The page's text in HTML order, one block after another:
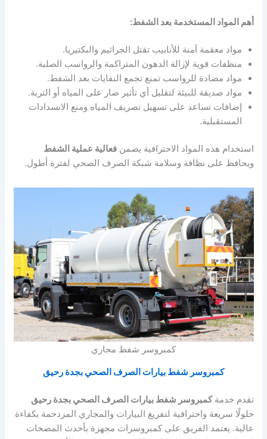
أهم المواد المستخدمة بعد الشفط:
مواد معقمة آمنة للأنابيب تقتل الجراثيم والبكتيريا.
منظفات قوية لإزالة الدهون المتراكمة والرواسب الصلبة.
مواد مضادة للرواسب تمنع تجمع النفايات بعد الشفط.
مواد صديقة للبيئة لتقليل أي تأثير ضار على المياه أو التربة.
إضافات تساعد على تسهيل تصريف المياه ومنع الانسدادات
المستقبلية.
استخدام هذه المواد الاحترافية يضمنفعالية عملية الشفط
ويحافظ على نظافة وسلامة شبكة الصرف الصحي لفترة أطول.
كمبروسر شفط مجاري
كمبروسر شفط بيارات الصرف الصحي بجدة رحيق
تقدم خدمةكمبروسر شفط بيارات الصرف الصحي بجدة رحيق
حلولًا سريعة واحترافية لتفريغ البيارات والمجاري المزدحمة بكفاءة
عالية. يعتمد الفريق على كمبروسرات مجهزة بأحدث المضخات